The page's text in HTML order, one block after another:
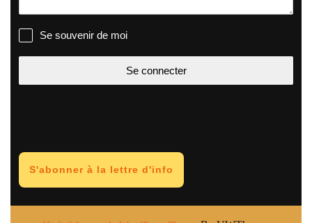
Se souvenir de moi
Se connecter
S'abonner à la lettre d'info